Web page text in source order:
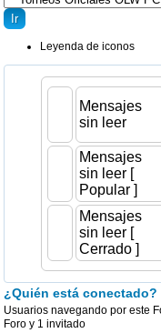
Leyenda de iconos
Mensajes
sin leer
Mensajes
sin leer [
Popular ]
Mensajes
sin leer [
Cerrado ]
¿Quién está conectado?
Usuarios navegando por este
Foro y 1 invitado